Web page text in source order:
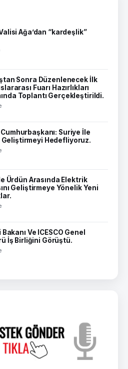
Ağa’dan “kardeşlik”
Sonra Düzenlenecek İlk
Fuarı Hazırlıkları
Toplantı Gerçekleştirildi.
Suriye İle
Hedefliyoruz.
Ürdün Arasında Elektrik
Geliştirmeye Yönelik Yeni
Bakanı Ve ICESCO Genel
İş Birliğini Görüştü.